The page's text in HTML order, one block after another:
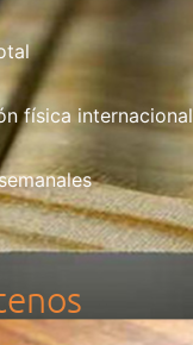
física internacional